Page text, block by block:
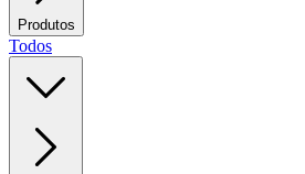
Produtos
Todos